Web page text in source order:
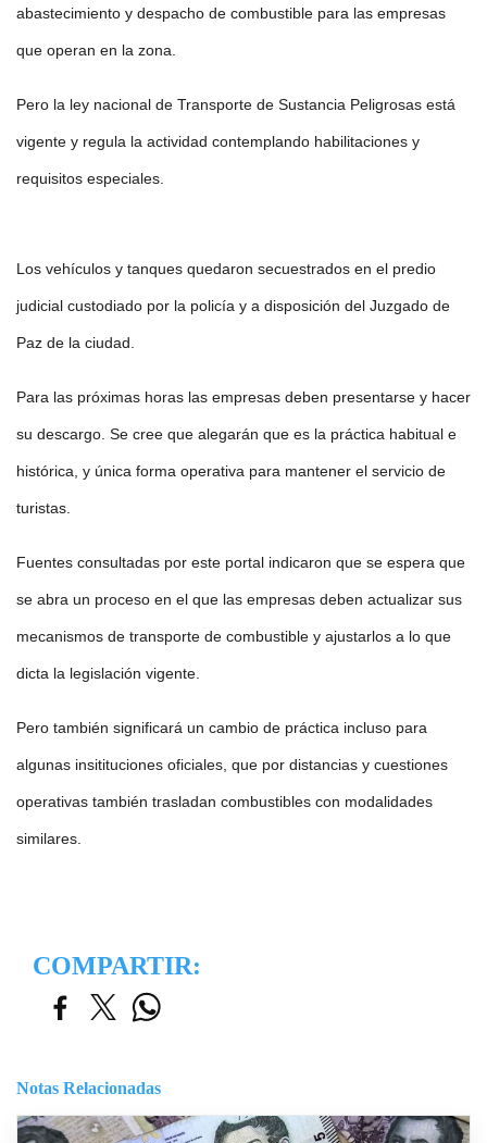
abastecimiento y despacho de combustible para las empresas
que operan en la zona.
Pero la ley nacional de Transporte de Sustancia Peligrosas está
vigente y regula la actividad contemplando habilitaciones y
requisitos especiales.
Los vehículos y tanques quedaron secuestrados en el predio
judicial custodiado por la policía y a disposición del Juzgado de
Paz de la ciudad.
Para las próximas horas las empresas deben presentarse y hacer
su descargo. Se cree que alegarán que es la práctica habitual e
histórica, y única forma operativa para mantener el servicio de
turistas.
Fuentes consultadas por este portal indicaron que se espera que
se abra un proceso en el que las empresas deben actualizar sus
mecanismos de transporte de combustible y ajustarlos a lo que
dicta la legislación vigente.
Pero también significará un cambio de práctica incluso para
algunas insitituciones oficiales, que por distancias y cuestiones
operativas también trasladan combustibles con modalidades
similares.
COMPARTIR:
Notas Relacionadas